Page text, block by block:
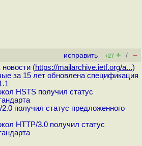
исправить +27 + / –
новости (https://mailarchive.ietf.org/a...)
за 15 лет обновлена спецификация
HSTS получил статус
получил статус предложенного
HTTP/3.0 получил статус